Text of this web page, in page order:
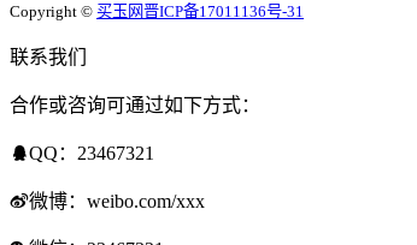
Copyright © 买玉网晋ICP备17011136号-31
联系我们
合作或咨询可通过如下方式：
QQ：23467321
微博：weibo.com/xxx